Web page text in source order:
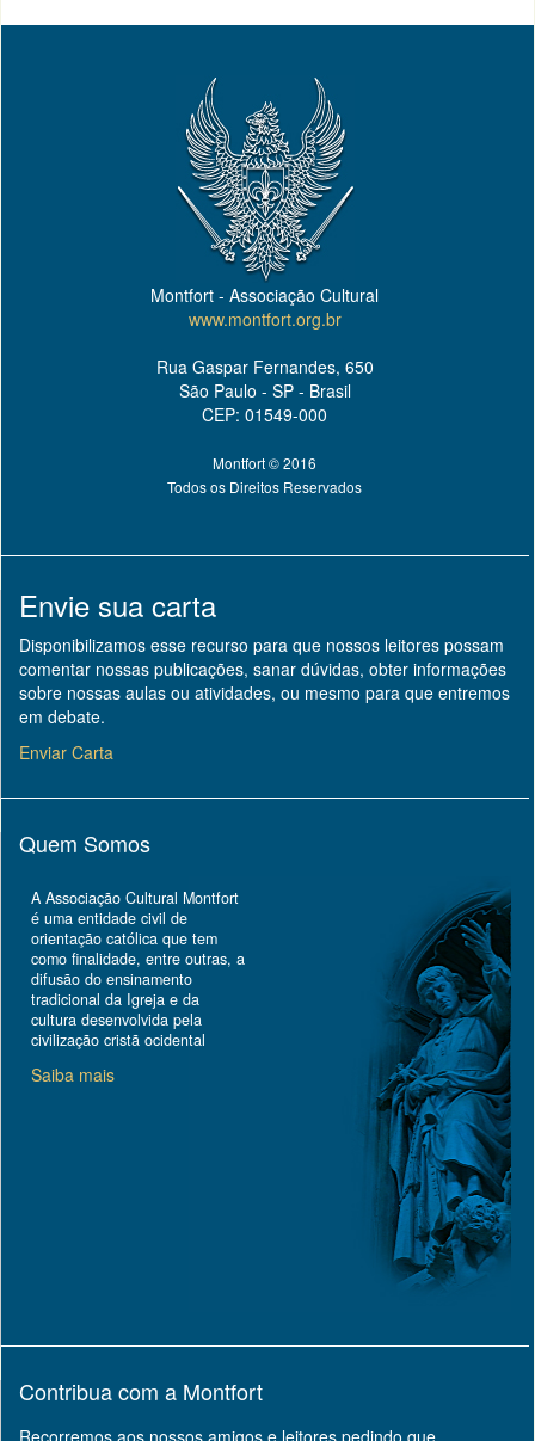
Montfort - Associação Cultural
www.montfort.org.br
Rua Gaspar Fernandes, 650
São Paulo - SP - Brasil
CEP: 01549-000
Montfort © 2016
Todos os Direitos Reservados
Envie sua carta
Disponibilizamos esse recurso para que nossos leitores possam
comentar nossas publicações, sanar dúvidas, obter informações
sobre nossas aulas ou atividades, ou mesmo para que entremos
em debate.
Enviar Carta
Quem Somos
A Associação Cultural Montfort
é uma entidade civil de
orientação católica que tem
como finalidade, entre outras, a
difusão do ensinamento
tradicional da Igreja e da
cultura desenvolvida pela
civilização cristã ocidental
Saiba mais
Contribua com a Montfort
Recorremos aos nossos amigos e leitores pedindo que